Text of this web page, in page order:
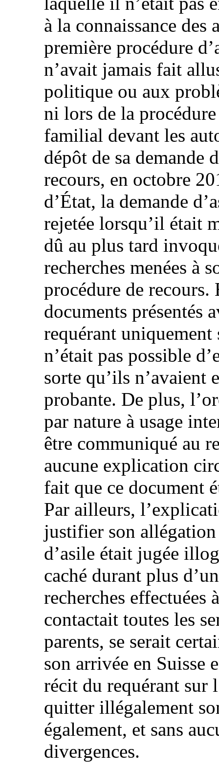
à la connaissance des
première procédure
n’avait jamais fait
politique ou aux
ni lors de la
familial devant les
dépôt de sa demande
recours, en octobre
d’État, la demande
rejetée lorsqu’il était
dû au plus tard
recherches menées à
procédure de
documents présentés
requérant
n’était pas possible
sorte qu’ils n’avaient
probante. De plus,
par nature à usage
être communiqué au
aucune explication
fait que ce document
Par ailleurs,
justifier son
d’asile était jugée
caché durant plus
recherches effectuées
contactait toutes les
parents, se serait
son arrivée en Suisse
récit du requérant sur
quitter illégalement
également, et sans
divergences.